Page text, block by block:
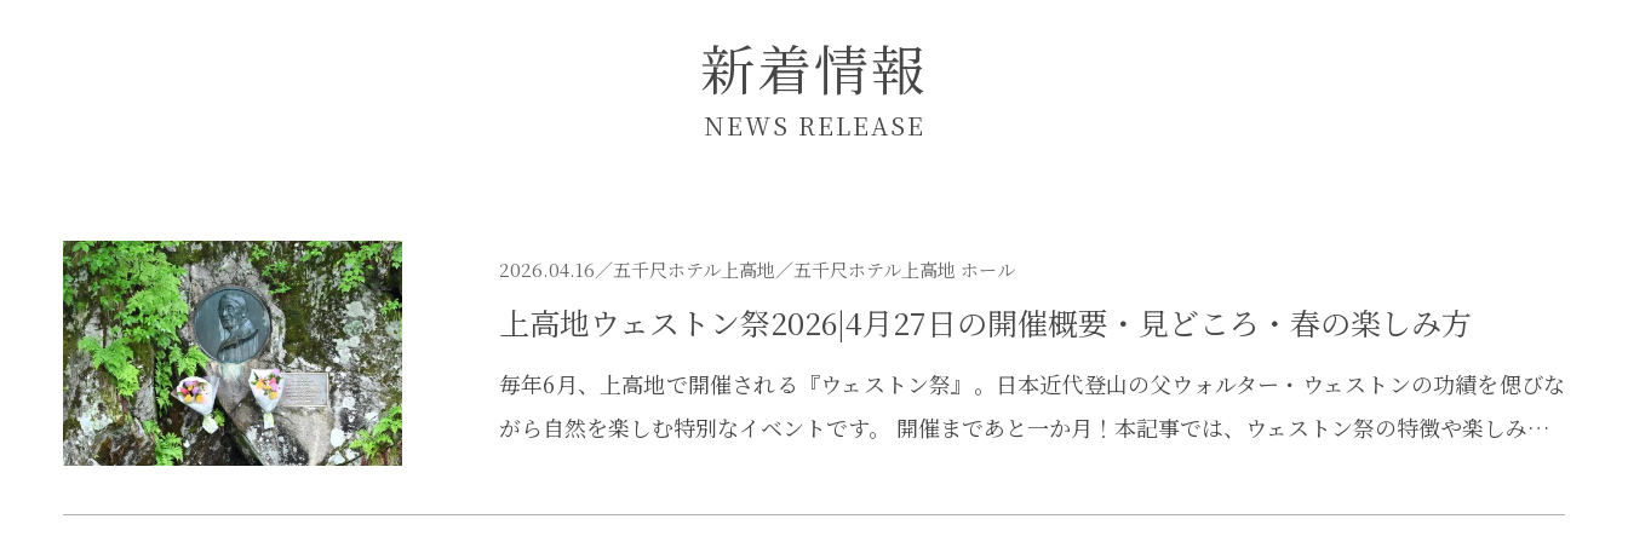
新着情報
NEWS RELEASE
2026.04.16／五千尺ホテル上高地／五千尺ホテル上高地 ホール
上高地ウェストン祭2026|4月27日の開催概要・見どころ・春の楽しみ方
毎年6月、上高地で開催される『ウェストン祭』。日本近代登山の父ウォルター・ウェストンの功績を偲びな
がら自然を楽しむ特別なイベントです。 開催まであと一か月！本記事では、ウェストン祭の特徴や楽しみ…